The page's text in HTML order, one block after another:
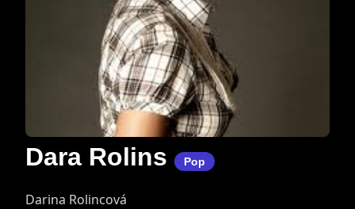
Dara Rolins Pop
Darina Rolincová